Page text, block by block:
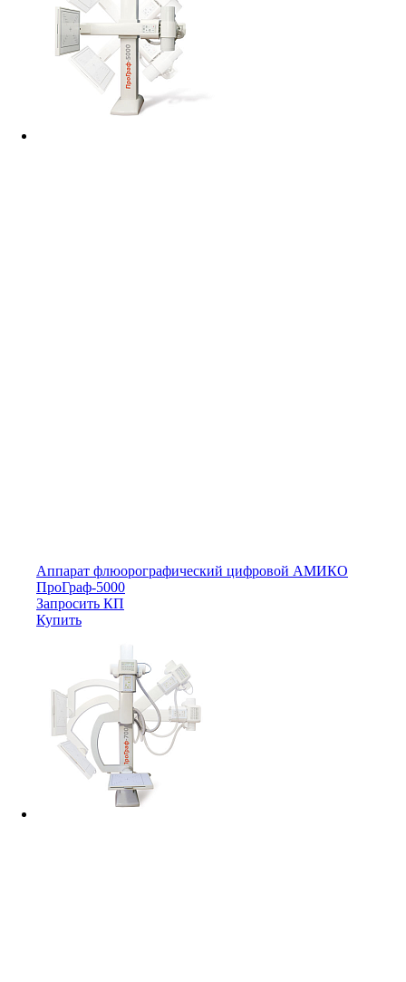
Аппарат флюорографический цифровой АМИКО
ПроГраф-5000
Запросить КП
Купить